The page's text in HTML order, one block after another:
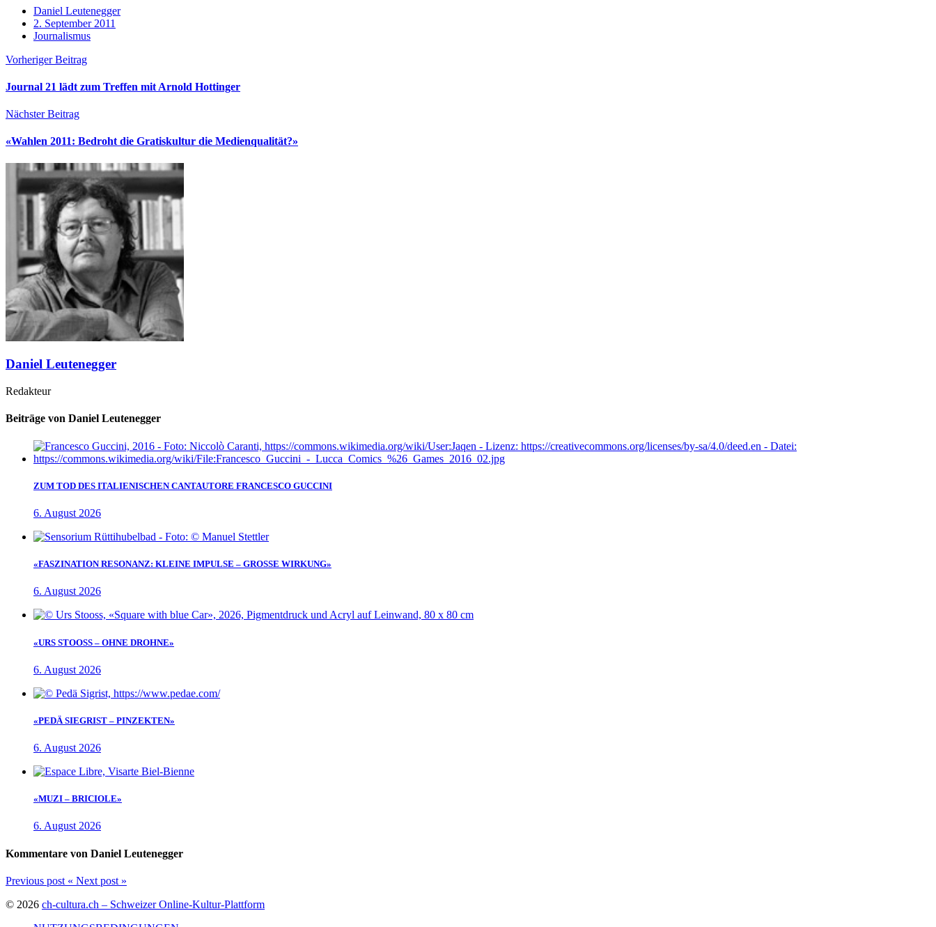
Daniel Leutenegger
2. September 2011
Journalismus
Vorheriger Beitrag
Journal 21 lädt zum Treffen mit Arnold Hottinger
Nächster Beitrag
«Wahlen 2011: Bedroht die Gratiskultur die Medienqualität?»
Daniel Leutenegger
Redakteur
Beiträge von Daniel Leutenegger
ZUM TOD DES ITALIENISCHEN CANTAUTORE FRANCESCO GUCCINI
6. August 2026
«FASZINATION RESONANZ: KLEINE IMPULSE – GROSSE WIRKUNG»
6. August 2026
«URS STOOSS – OHNE DROHNE»
6. August 2026
«PEDÄ SIEGRIST – PINZEKTEN»
6. August 2026
«MUZI – BRICIOLE»
6. August 2026
Kommentare von Daniel Leutenegger
Previous post « Next post »
© 2026 ch-cultura.ch – Schweizer Online-Kultur-Plattform